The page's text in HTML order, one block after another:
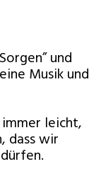
und
Musik und
leicht,
dass wir